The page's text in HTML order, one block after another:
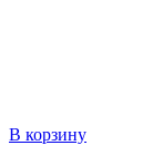
В корзину